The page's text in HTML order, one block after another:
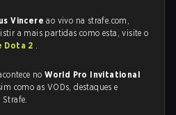
Vincereao vivo na strafe.com,
a mais partidas como esta, visite o
Dota 2 .
noWorld Pro Invitational
como as VODs, destaques e